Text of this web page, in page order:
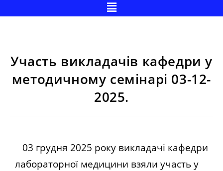
Участь викладачів кафедри у
методичному семінарі 03-12-
2025.
03 грудня 2025 року викладачі кафедри
лабораторної медицини взяли участь у